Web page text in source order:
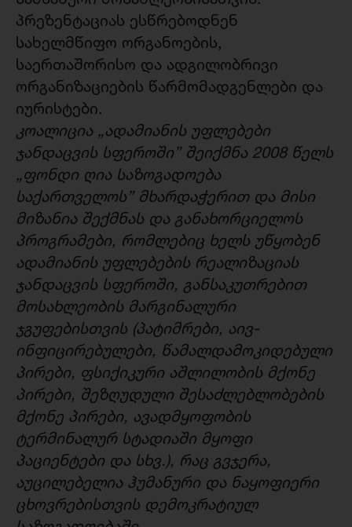
პრეზენტაციას ესწრებოდნენ
სახელმწიფო ორგანოების,
საერთაშორისო და ადგილობრივი
ორგანიზაციების წარმომადგენლები და
იურისტები.
კოალიცია „ადამიანის უფლებები
ჯანდაცვის სფეროში”შეიქმნა 2008 წელს
„ფონდი ღია საზოგადოება
საქართველოს” მხარდაჭერით და მისი
მიზანია შექმნას და განახორციელოს
პროგრამები, რომლებიც ხელს უწყობენ
ადამიანის უფლებების რეალიზაციას
ჯანდაცვის სფეროში, განსაკუთრებით
მოსახლეობის მარგინალური
ჯგუფებისთვის (პატიმრები, აივ-
ინფიცირებულები, წამალდამოკიდებული
პირები, ფსიქიკური აშლილობის მქონე
პირები, შეზღუდული შესაძლებლობების
მქონე პირები, ავადმყოფობის
ტერმინალურ სტადიაში მყოფი
პაციენტები და სხვ.), რაც გვჯერა,
აუცილებელია ჰუმანური და ნაყოფიერი
ცხოვრებისთვის დემოკრატიულ